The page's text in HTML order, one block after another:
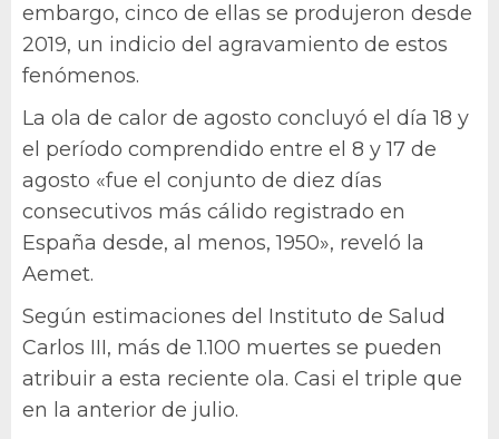
embargo, cinco de ellas se produjeron desde
2019, un indicio del agravamiento de estos
fenómenos.
La ola de calor de agosto concluyó el día 18 y
el período comprendido entre el 8 y 17 de
agosto «fue el conjunto de diez días
consecutivos más cálido registrado en
España desde, al menos, 1950», reveló la
Aemet.
Según estimaciones del Instituto de Salud
Carlos III, más de 1.100 muertes se pueden
atribuir a esta reciente ola. Casi el triple que
en la anterior de julio.